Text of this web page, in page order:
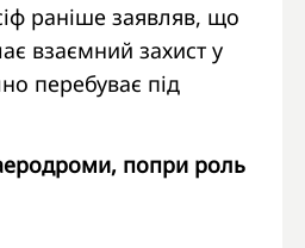
раніше заявляв, що
взаємний захист у
перебуває під
попри роль